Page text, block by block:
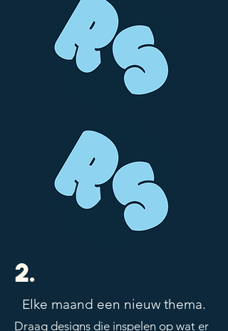
2.
Elke maand een nieuw thema.
Draag designs die inspelen op wat er